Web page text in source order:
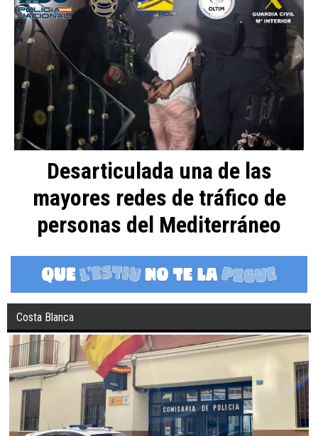
Desarticulada una de las
mayores redes de tráfico de
personas del Mediterráneo
Costa Blanca